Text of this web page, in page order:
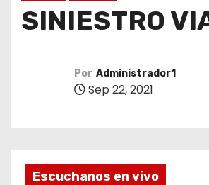
SINIESTRO
Por Administrador1
Sep 22, 2021
Escuchanos en vivo